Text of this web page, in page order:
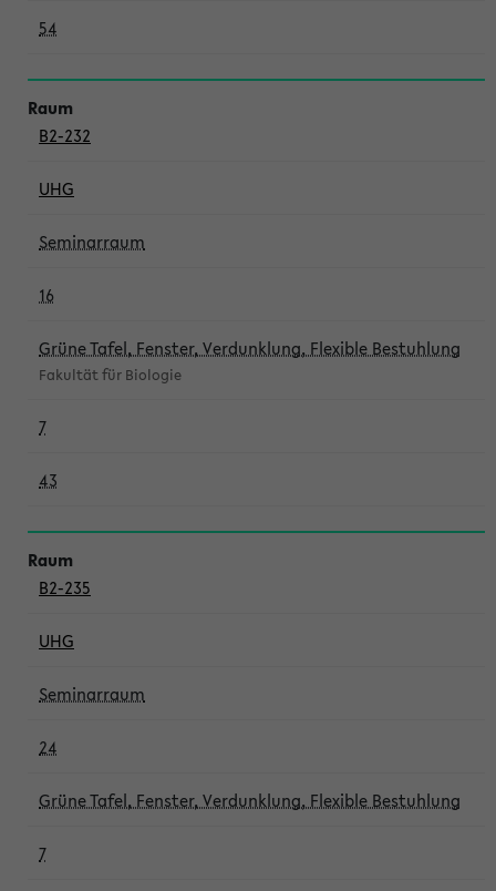
54
B2-232
UHG
Seminarraum
16
Grüne Tafel, Fenster, Verdunklung, Flexible Bestuhlung
Fakultät für Biologie
7
43
B2-235
UHG
Seminarraum
24
Grüne Tafel, Fenster, Verdunklung, Flexible Bestuhlung
7